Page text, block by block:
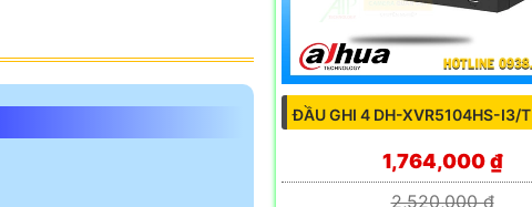
ĐẦU GHI 4 DH-XVR5104HS-I3/T
1,764,000 ₫
2,520,000 ₫